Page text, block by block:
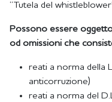
“Tutela del
Possono essere
od omissioni che
reati a norma della
anticorruzione)
reati a norma del